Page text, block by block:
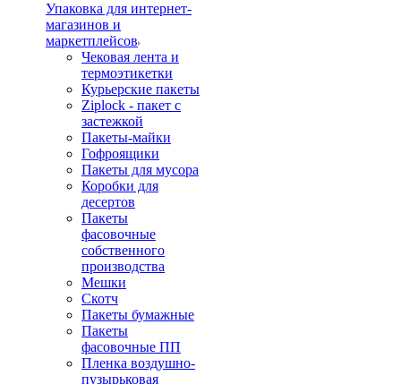
Упаковка для интернет-
магазинов и
маркетплейсов
Чековая лента и
термоэтикетки
Курьерские пакеты
Ziplock - пакет с
застежкой
Пакеты-майки
Гофроящики
Пакеты для мусора
Коробки для
десертов
Пакеты
фасовочные
собственного
производства
Мешки
Скотч
Пакеты бумажные
Пакеты
фасовочные ПП
Пленка воздушно-
пузырьковая